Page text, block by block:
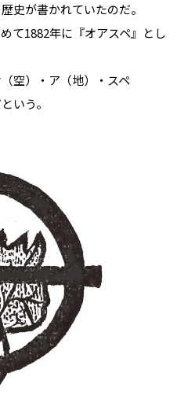
史が書かれていたのだ。
て1882年に『オアスペ』とし
空）・ア（地）・スペ
いう。